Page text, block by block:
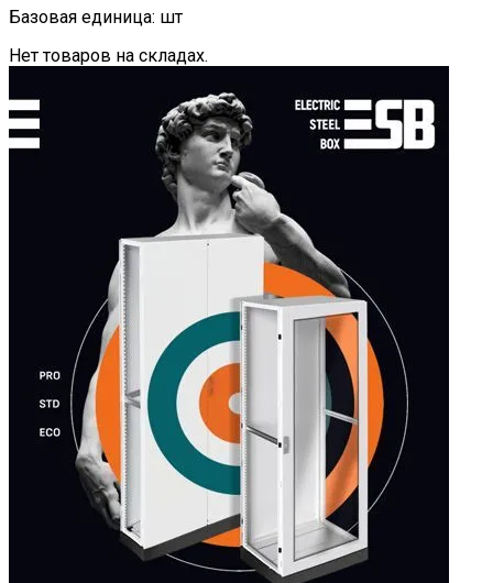
Базовая единица: шт
Нет товаров на складах.